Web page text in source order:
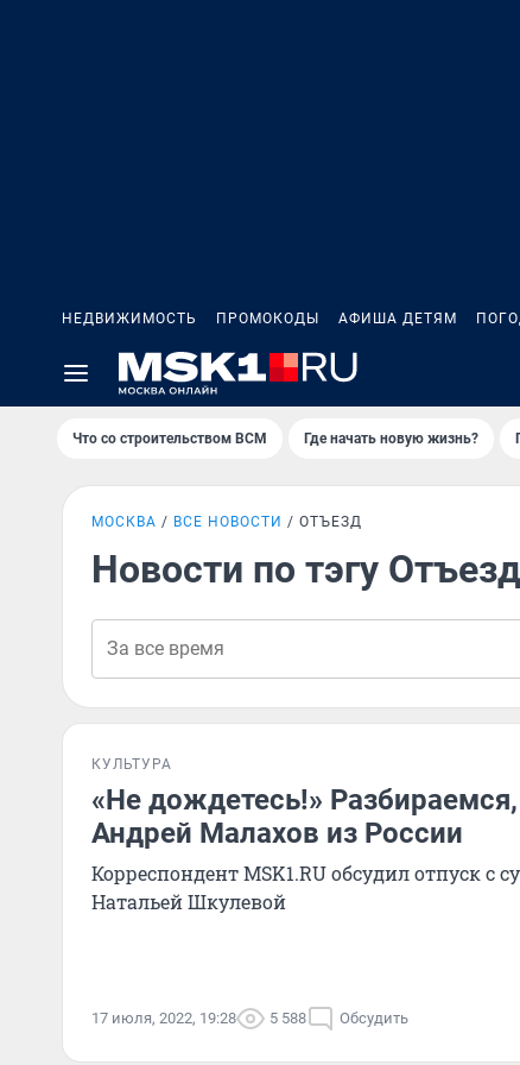
НЕДВИЖИМОСТЬ ПРОМОКОДЫ АФИША ДЕТЯМ
Что со строительством ВСМ Где начать новую жизнь?
МОСКВА ВСЕ НОВОСТИ ОТЪЕЗД
Новости по тэгу Отъезд
КУЛЬТУРА
«Не дождетесь!»
Андрей Малахов из России
Корреспондент MSK1.RU обсудил отпуск с
Натальей Шкулевой
17 июля, 2022, 19:28 5 588 Обсудить